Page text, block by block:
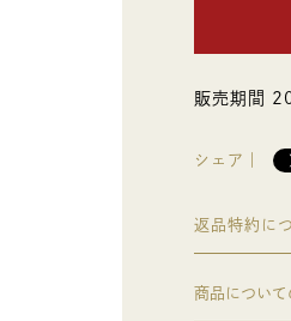
販売期間
シェア｜
返品特約に
商品につい